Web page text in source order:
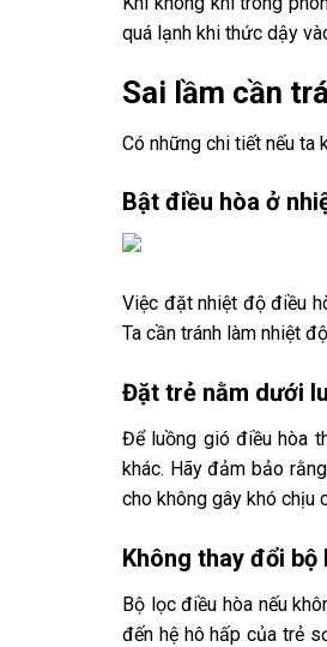
quá lạnh khi thức dậy
Sai lầm cần
Có những chi tiết nếu ta
Bật điều hòa ở
Việc đặt nhiệt độ điều
Ta cần tránh làm nhiệt
Đặt trẻ nằm dưới
Để luồng gió điều hòa
khác. Hãy đảm bảo
cho không gây khó chịu
Không thay đổi
Bộ lọc điều hòa nếu
đến hệ hô hấp của trẻ